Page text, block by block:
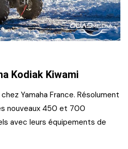
Kodiak Kiwami
Yamaha France. Résolument
nouveaux 450 et 700
avec leurs équipements de